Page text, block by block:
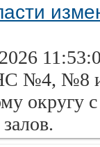
№4, №8
округу